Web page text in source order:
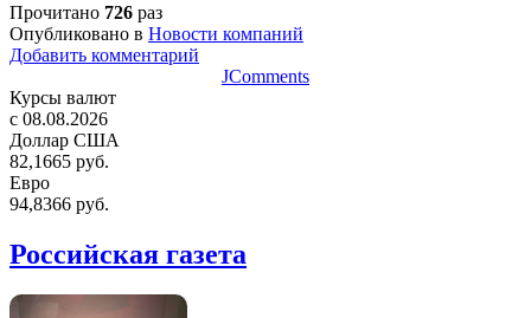
Прочитано 726 раз
Опубликовано в Новости компаний
Добавить комментарий
JComments
Курсы валют
c 08.08.2026
Доллар США
82,1665 руб.
Евро
94,8366 руб.
Российская газета